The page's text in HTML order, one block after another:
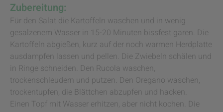
Zubereitung:
Für den Salat die Kartoffeln waschen und in wenig
gesalzenem Wasser in 15-20 Minuten bissfest garen. Die
Kartoffeln abgießen, kurz auf der noch warmen Herdplatte
ausdampfen lassen und pellen. Die Zwiebeln schälen und
in Ringe schneiden. Den Rucola waschen,
trockenschleudern und putzen. Den Oregano waschen,
trockentupfen, die Blättchen abzupfen und hacken.
Einen Topf mit Wasser erhitzen, aber nicht kochen. Die